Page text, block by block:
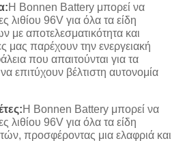
Η Bonnen Battery μπορεί να
λιθίου 96V για όλα τα είδη
με αποτελεσματικότητα και
μας παρέχουν την ενεργειακή
που απαιτούνται για τα
επιτύχουν βέλτιστη αυτονομία
Η Bonnen Battery μπορεί να
λιθίου 96V για όλα τα είδη
προσφέροντας μια ελαφριά και